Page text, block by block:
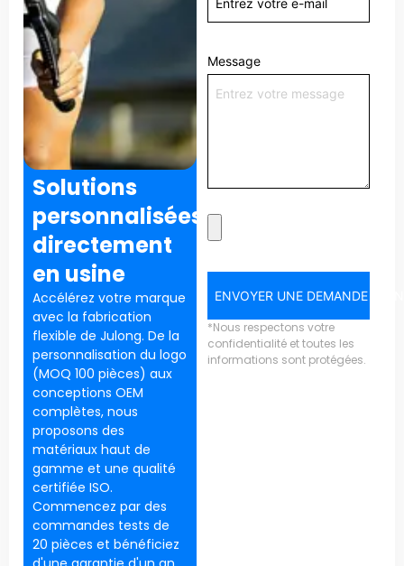
Message
ENVOYER UNE DEMANDE
*Nous respectons votre
confidentialité et toutes les
informations sont protégées.
Solutions
personnalisées
directement
en usine
Accélérez votre marque
avec la fabrication
flexible de Julong. De la
personnalisation du logo
(MOQ 100 pièces) aux
conceptions OEM
complètes, nous
proposons des
matériaux haut de
gamme et une qualité
certifiée ISO.
Commencez par des
commandes tests de
20 pièces et bénéficiez